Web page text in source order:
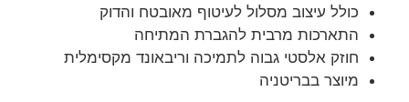
כולל עיצוב מסלול לעיטוף מאובטח והדוק
התארכות מרבית להגברת המתיחה
חוזק אלסטי גבוה לתמיכה וריבאונד מקסימלית
מיוצר בבריטניה